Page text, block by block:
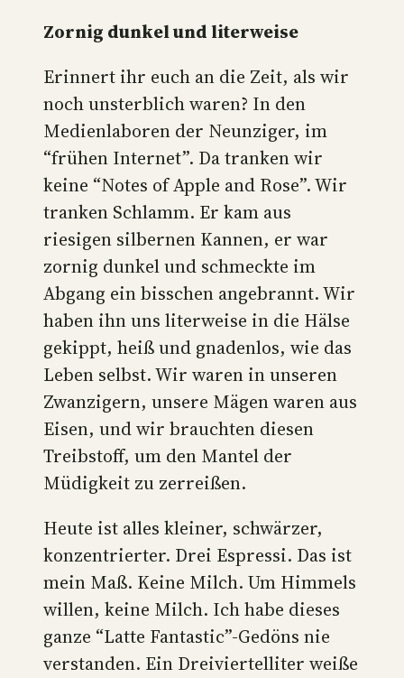
Zornig dunkel und literweise
Erinnert ihr euch an die Zeit, als wir
noch unsterblich waren? In den
Medienlaboren der Neunziger, im
“frühen Internet”. Da tranken wir
keine “Notes of Apple and Rose”. Wir
tranken Schlamm. Er kam aus
riesigen silbernen Kannen, er war
zornig dunkel und schmeckte im
Abgang ein bisschen angebrannt. Wir
haben ihn uns literweise in die Hälse
gekippt, heiß und gnadenlos, wie das
Leben selbst. Wir waren in unseren
Zwanzigern, unsere Mägen waren aus
Eisen, und wir brauchten diesen
Treibstoff, um den Mantel der
Müdigkeit zu zerreißen.
Heute ist alles kleiner, schwärzer,
konzentrierter. Drei Espressi. Das ist
mein Maß. Keine Milch. Um Himmels
willen, keine Milch. Ich habe dieses
ganze “Latte Fantastic”-Gedöns nie
verstanden. Ein Dreiviertelliter weiße